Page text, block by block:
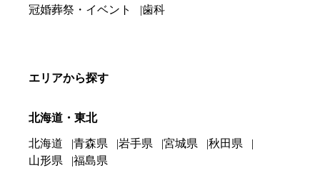
冠婚葬祭・イベント
歯科
エリアから探す
北海道・東北
北海道 青森県 岩手県 宮城県
秋田県
山形県
福島県